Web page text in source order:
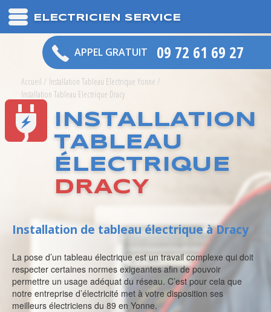
ELECTRICIEN SERVICE
APPEL GRATUIT 09 72 61 69 27
Accueil / Installation Tableau Electrique Yonne /
Installation Tableau Electrique Dracy
INSTALLATION
TABLEAU
ÉLECTRIQUE
DRACY
Installation de tableau électrique à Dracy
La pose d’un tableau électrique est un travail complexe qui doit
respecter certaines normes exigeantes afin de pouvoir
permettre un usage adéquat du réseau. C’est pour cela que
notre entreprise d’électricité met à votre disposition ses
meilleurs électriciens du 89 en Yonne.